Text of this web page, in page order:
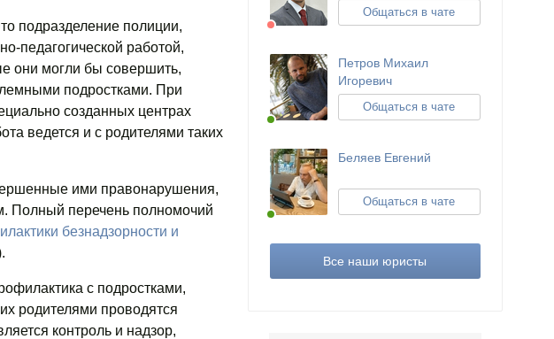
подразделение полиции,
педагогической работой,
они могли бы совершить,
подростками. При
созданных центрах
ведется и с родителями таких
ими правонарушения,
Полный перечень полномочий
безнадзорности и
с подростками,
родителями проводятся
контроль и надзор,
Общаться в чате
Петров Михаил
Игоревич
Общаться в чате
Беляев Евгений
Общаться в чате
Все наши юристы